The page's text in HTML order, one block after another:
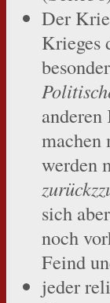
Der
Krieges
machen
werden
sich
noch
Feind
jeder